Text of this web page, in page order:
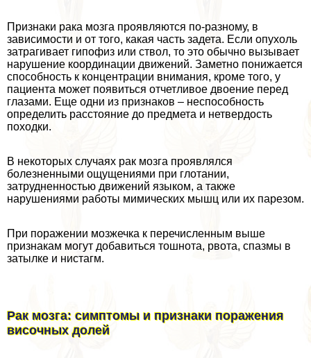
Признаки paка мозга проявляются по-разному, в
зависимости и от того, какая часть задета. Если опухоль
затрагивает гипофиз или ствол, то это обычно вызывает
нарушение координации движений. Заметно понижается
способность к концентрации внимания, кроме того, у
пациента может появиться отчетливое двоение перед
глазами. Еще одни из признаков – неспособность
определить расстояние до предмета и нетвердость
походки.
В некоторых случаях paк мозга проявлялся
болезненными ощущениями при глотании,
затрудненностью движений языком, а также
нарушениями работы мимических мышц или их парезом.
При поражении мозжечка к перечисленным выше
признакам могут добавиться тошнота, рвота, спазмы в
затылке и нистагм.
Рак мозга: симптомы и признаки поражения
височных долей